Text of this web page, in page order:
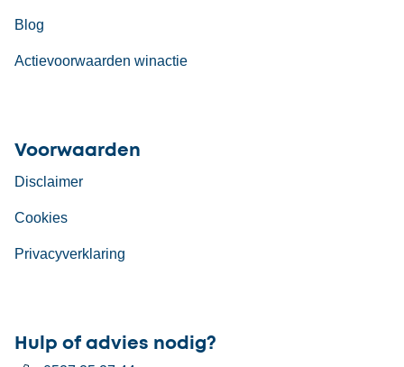
Blog
Actievoorwaarden winactie
Voorwaarden
Disclaimer
Cookies
Privacyverklaring
Hulp of advies nodig?